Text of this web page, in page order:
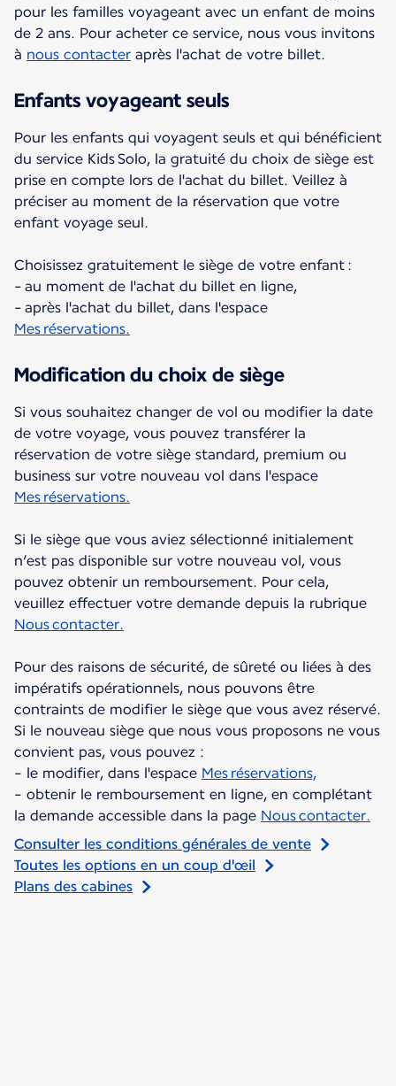
pour les familles voyageant avec un enfant de moins
de 2 ans. Pour acheter ce service, nous vous invitons
à nous contacter après l'achat de votre billet.
Enfants voyageant seuls
Pour les enfants qui voyagent seuls et qui bénéficient
du service Kids Solo, la gratuité du choix de siège est
prise en compte lors de l'achat du billet. Veillez à
préciser au moment de la réservation que votre
enfant voyage seul.
Choisissez gratuitement le siège de votre enfant :
- au moment de l'achat du billet en ligne,
- après l'achat du billet, dans l'espace
Mes réservations.
Modification du choix de siège
Si vous souhaitez changer de vol ou modifier la date
de votre voyage, vous pouvez transférer la
réservation de votre siège standard, premium ou
business sur votre nouveau vol dans l'espace
Mes réservations.
Si le siège que vous aviez sélectionné initialement
n’est pas disponible sur votre nouveau vol, vous
pouvez obtenir un remboursement. Pour cela,
veuillez effectuer votre demande depuis la rubrique
Nous contacter.
Pour des raisons de sécurité, de sûreté ou liées à des
impératifs opérationnels, nous pouvons être
contraints de modifier le siège que vous avez réservé.
Si le nouveau siège que nous vous proposons ne vous
convient pas, vous pouvez :
- le modifier, dans l'espace Mes réservations,
- obtenir le remboursement en ligne, en complétant
la demande accessible dans la page Nous contacter.
Consulter les conditions générales de vente
Toutes les options en un coup d'œil
Plans des cabines